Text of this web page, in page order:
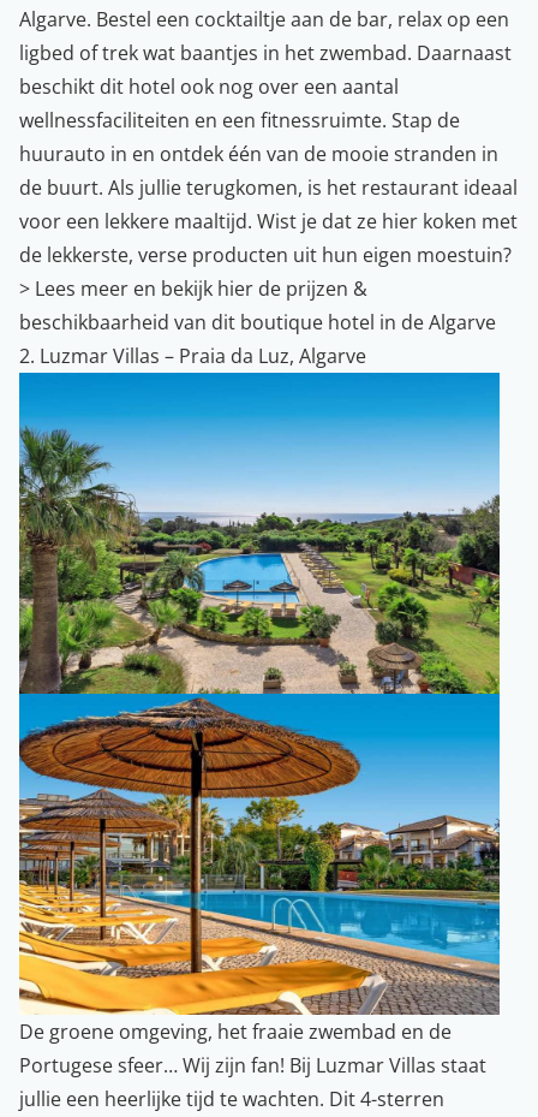
Algarve. Bestel een cocktailtje aan de bar, relax op een
ligbed of trek wat baantjes in het zwembad. Daarnaast
beschikt dit hotel ook nog over een aantal
wellnessfaciliteiten en een fitnessruimte. Stap de
huurauto in en ontdek één van de mooie stranden in
de buurt. Als jullie terugkomen, is het restaurant ideaal
voor een lekkere maaltijd. Wist je dat ze hier koken met
de lekkerste, verse producten uit hun eigen moestuin?
> Lees meer en bekijk hier de prijzen &
beschikbaarheid van dit boutique hotel in de Algarve
2. Luzmar Villas – Praia da Luz, Algarve
De groene omgeving, het fraaie zwembad en de
Portugese sfeer… Wij zijn fan! Bij Luzmar Villas staat
jullie een heerlijke tijd te wachten. Dit 4-sterren